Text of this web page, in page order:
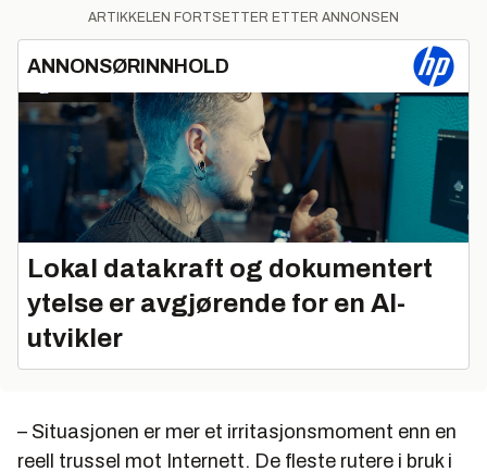
ARTIKKELEN FORTSETTER ETTER ANNONSEN
ANNONSØRINNHOLD
Lokal datakraft og dokumentert
ytelse er avgjørende for en AI-
utvikler
– Situasjonen er mer et irritasjonsmoment enn en
reell trussel mot Internett. De fleste rutere i bruk i